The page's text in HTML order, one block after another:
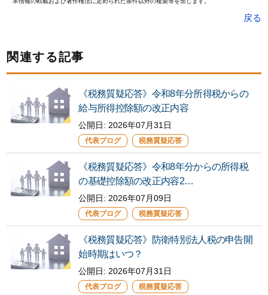
戻る
関連する記事
《税務質疑応答》令和8年分所得税からの
給与所得控除額の改正内容
公開日: 2026年07月31日
代表ブログ 税務質疑応答
《税務質疑応答》令和8年分からの所得税
の基礎控除額の改正内容2…
公開日: 2026年07月09日
代表ブログ 税務質疑応答
《税務質疑応答》防衛特別法人税の申告開
始時期はいつ？
公開日: 2026年07月31日
代表ブログ 税務質疑応答